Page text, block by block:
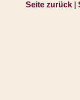
Seite zurück|